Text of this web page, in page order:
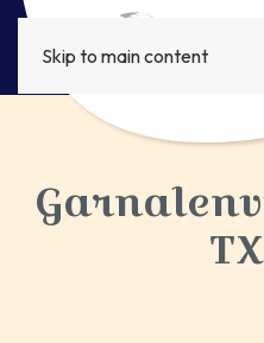
Skip to main content